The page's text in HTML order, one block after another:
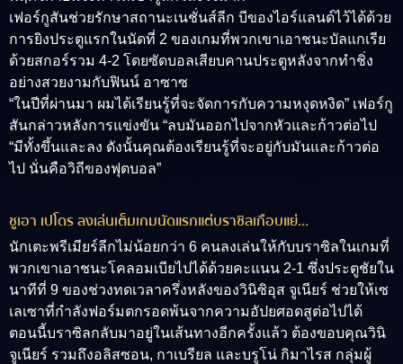
เฟอร์กูสันช่วยรักษาสถานะเนชั่นส์ลีก บีของไอร์แลนด์ไว้ได้ด้วย
การยิงประตูแรกในนัดที่ 2 ของเกมที่พวกเขาเอาชนะบัลแกเรีย
ด้วยสกอร์รวม 4-2 โดยซัดบอลเสียบคานประตูหลังจากทำชิ่ง
อย่างสวยงามกับฟินน์ อาซาซ
“ในปีที่ผ่านมา ผมได้เรียนรู้ที่จะจัดการกับความหงุดหงิด” เฟอร์กู
สันกล่าวหลังการแข่งขัน “ลบมันออกไปจากหัวและก้าวต่อไป
“มีทั้งขึ้นและลง ดังนั้นคุณต้องเรียนรู้ที่จะอยู่กับมันและก้าวต่อ
ไป นั่นคือวิถีของฟุตบอล”
ชูเอา เปโดร ลงเล่นเต็มเกมนัดแรกแต่บราซิลเกือบแย่…
นักเตะพรีเมียร์ลีกไม่น้อยกว่า 6 คนลงเล่นให้กับบราซิลในเกมที่
พวกเขาเอาชนะโคลอมเบียไปได้ด้วยคะแนน 2-1 ซึ่งประตูชัยใน
นาทีที่ 9 ของช่วงทดเวลาครึ่งหลังของวินิซิอุส จูเนียร์ ช่วยให้เซ
เลเซาที่กำลังฟอร์มตกรอดพ้นจากความอัปยศอดสูต่อไปได้
ตอนนี้บราซิลกลับมาอยู่ในเส้นทางอีกครั้งแล้ว ต้องขอบคุณวินิ
จูเนียร์ รวมถึงอลิสซอน, กาเบรียล และบรูโน่ กิมาไรส กลุ่มผู้